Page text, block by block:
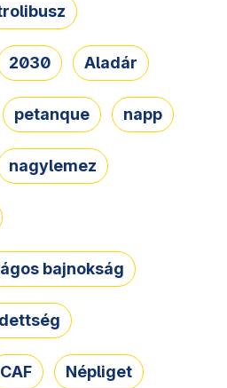
2030 Aladár
petanque napp
nagylemez
bajnokság
CAF Népliget